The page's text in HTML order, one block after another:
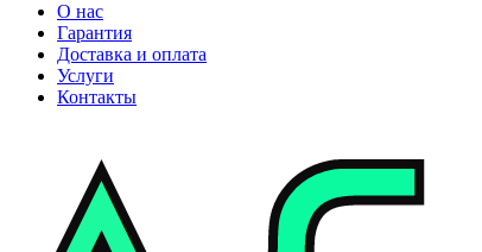
О нас
Гарантия
Доставка и оплата
Услуги
Контакты